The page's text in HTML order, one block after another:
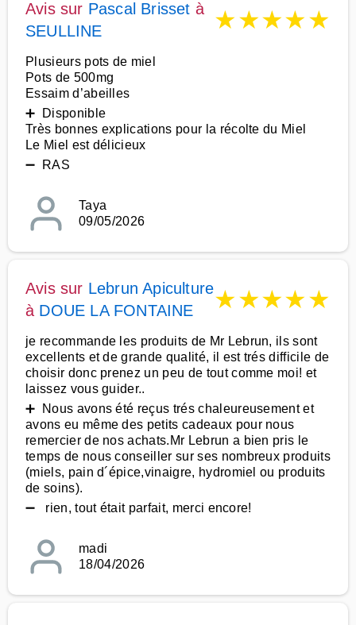
Avis sur Pascal Brisset à
SEULLINE
★★★★★
Plusieurs pots de miel
Pots de 500mg
Essaim d’abeilles
➕ Disponible
Très bonnes explications pour la récolte du Miel
Le Miel est délicieux
➖ RAS
Taya
09/05/2026
Avis sur Lebrun Apiculture
à DOUE LA FONTAINE ★★★★★
je recommande les produits de Mr Lebrun, ils sont
excellents et de grande qualité, il est trés difficile de
choisir donc prenez un peu de tout comme moi! et
laissez vous guider..
➕ Nous avons été reçus trés chaleureusement et
avons eu même des petits cadeaux pour nous
remercier de nos achats.Mr Lebrun a bien pris le
temps de nous conseiller sur ses nombreux produits
(miels, pain d´épice,vinaigre, hydromiel ou produits
de soins).
➖ rien, tout était parfait, merci encore!
madi
18/04/2026